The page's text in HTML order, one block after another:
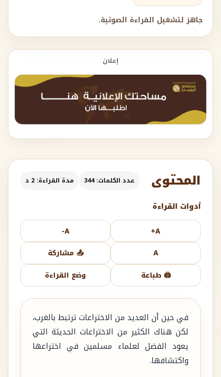
جاهز لتشغيل القراءة الصوتية.
إعلان
المحتوى عدد الكلمات: 344 مدة القراءة: 2 د
أدوات القراءة
A+
A-
A
📤 مشاركة
🖨️ طباعة
وضع القراءة
في حين أن العديد من الاختراعات ترتبط بالغرب،
لكن هناك الكثير من الاختراعات الحديثة التي
يعود الفضل لعلماء مسلمين في اختراعها
واكتشافها.